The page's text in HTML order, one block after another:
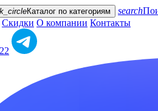
Каталог по категориям search
Скидки О компании Контакты